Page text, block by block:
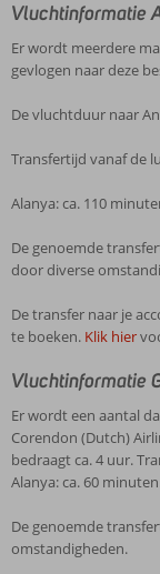
Vluchtinformatie
Er wordt meerdere
gevlogen naar deze
De vluchtduur naar
Transfertijd vanaf de
Alanya: ca. 110
De genoemde
door diverse
De transfer naar je
te boeken. Klik hier
Vluchtinformatie
Er wordt een aantal
Corendon (Dutch)
bedraagt ca. 4 uur.
Alanya: ca. 60
De genoemde
omstandigheden.